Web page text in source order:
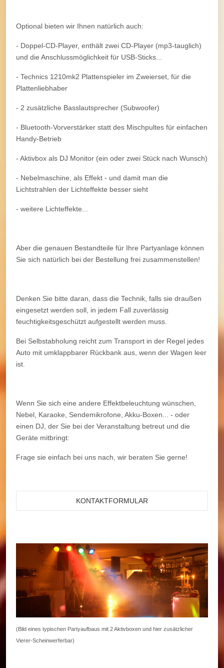
Optional bieten wir Ihnen natürlich auch:
- Doppel-CD-Player, enthält zwei CD-Player (mp3-tauglich)
und die Anschlussmöglichkeit für USB-Sticks...
- Technics 1210mk2 Plattenspieler im Zweierset, für die
Plattenliebhaber
- 2 zusätzliche Basslautsprecher (Subwoofer)
- Bluetooth-Vorverstärker statt des Mischpultes für einfachen
Handy-Betrieb
- Aktivbox als DJ Monitor (ein oder zwei Stück nach Wunsch)
- Nebelmaschine, als Effekt - und damit man die
Lichtstrahlen der Lichteffekte besser sieht
- weitere Lichteffekte...
Aber die genauen Bestandteile für Ihre Partyanlage können
Sie sich natürlich bei der Bestellung frei zusammenstellen!
Denken Sie bitte daran, dass die Technik, falls sie draußen
eingesetzt werden soll, in jedem Fall zuverlässig
feuchtigkeitsgeschützt aufgestellt werden muss.
Bei Selbstabholung reicht zum Transport in der Regel jedes
Auto mit umklappbarer Rückbank aus, wenn der Wagen leer
ist.
Wenn Sie sich eine andere Effektbeleuchtung wünschen,
Nebel, Karaoke, Sendemikrofone, Akku-Boxen... - oder
einen DJ, der Sie bei der Veranstaltung betreut und die
Geräte mitbringt:
Frage sie einfach bei uns nach, wir beraten Sie gerne!
KONTAKTFORMULAR
(Bild eines typischen Partyaufbaus mit 2 Aktivboxen und hier zusätzlicher
Vierer-Scheinwerferbar)